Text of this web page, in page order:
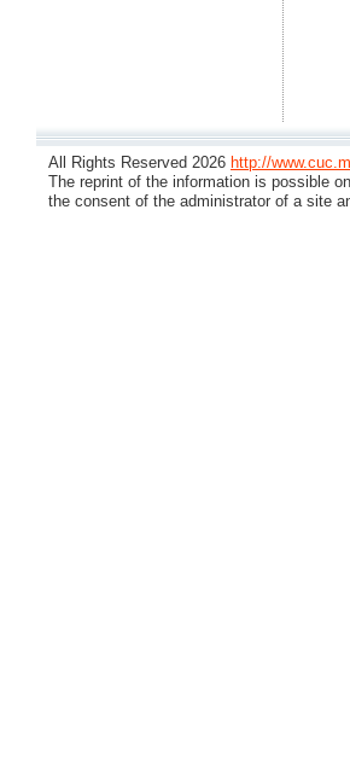
All Rights Reserved 2026 http://
The reprint of the information is possible
the consent of the administrator of a site